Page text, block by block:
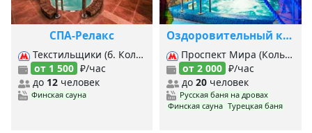
СПА-Релакс
Текстильщики (б. Кольцевая), Текстильщики (Таг.-Краснопр.), Кузьминки, Люблино,
от 1 500 ₽/час
до 12 человек
Финская сауна
Оздоровительный комплекс Нирвана СПА
Проспект Мира (Кольцевая), Проспект Мира (Калуж.-Рижская), Сухаревская, Цветной бульвар,
от 2 000 ₽/час
до 20человек
Русская баня на дровах
Финская сауна Турецкая баня